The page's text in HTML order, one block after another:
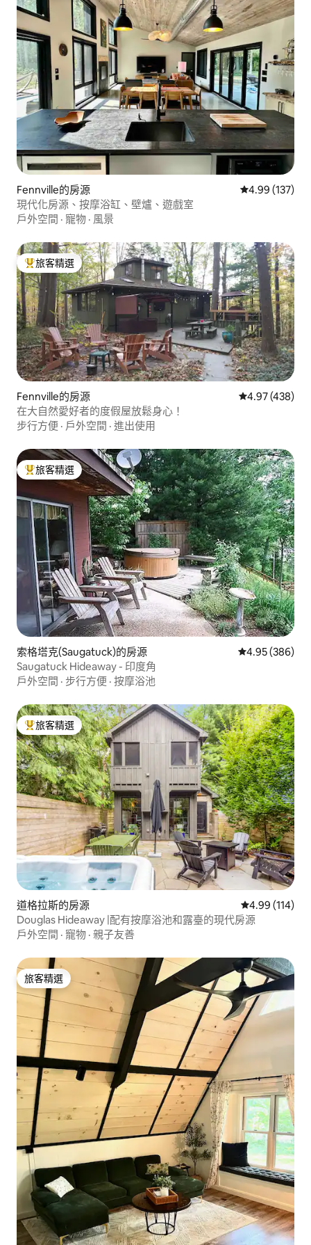
Fennville的房源 從 137 則評價
4.99 (137)
現代化房源、按摩浴缸、壁爐、遊戲室
戶外空間 · 寵物 · 風景
旅客精選榜首
旅客精選
Fennville的房源 從 438 則評價
4.97 (438)
在大自然愛好者的度假屋放鬆身心！
步行方便 · 戶外空間 · 進出使用
旅客精選榜首
旅客精選
索格塔克(Saugatuck)的房源 從 386 則評價
4.95 (386)
Saugatuck Hideaway - 印度角
戶外空間 · 步行方便 · 按摩浴池
旅客精選榜首
旅客精選
道格拉斯的房源 從 114 則評價
4.99 (114)
Douglas Hideaway |配有按摩浴池和露臺的現代房源
戶外空間 · 寵物 · 親子友善
旅客精選
旅客精選